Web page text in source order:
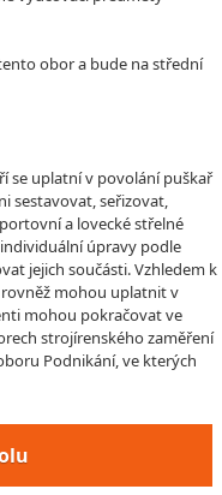
obor a bude na střední
se uplatní v povolání puškař
sestavovat, seřizovat,
a lovecké střelné
úpravy podle
jejich součásti. Vzhledem k
mohou uplatnit v
mohou pokračovat ve
strojírenského zaměření
Podnikání, ve kterých